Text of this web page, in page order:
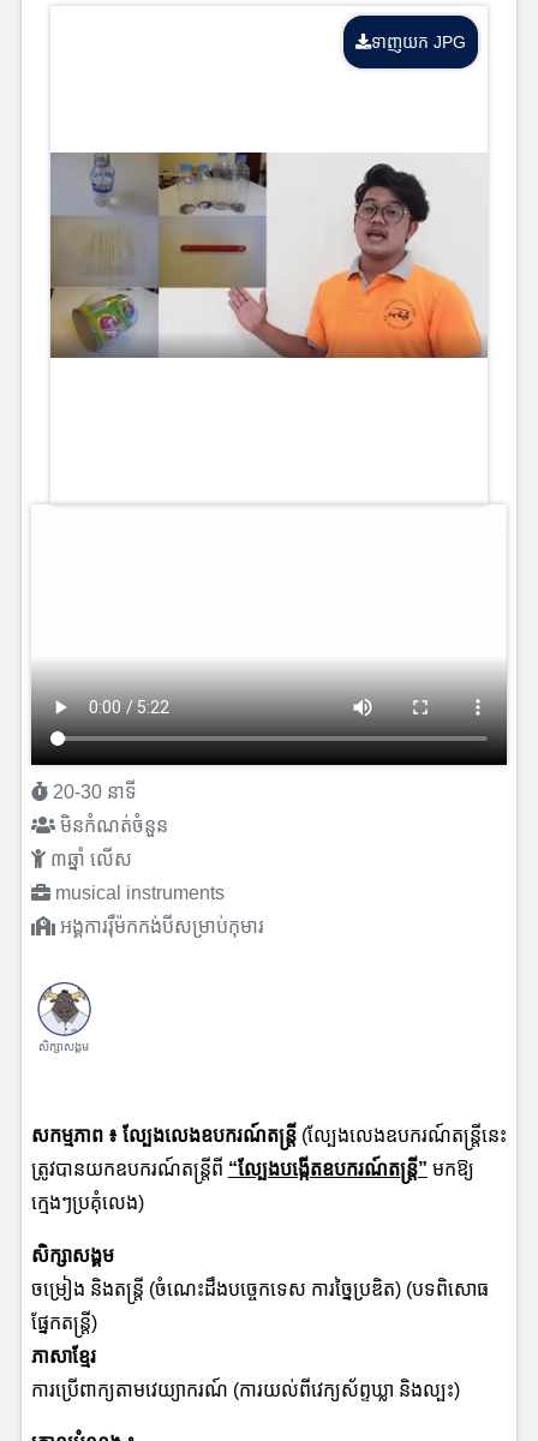
ទាញយក JPG
20-30 នាទី
មិនកំណត់ចំនួន
៣ឆ្នាំ លើស
musical instruments
អង្គការរ៉ឺម៉កកង់បីសម្រាប់កុមារ
សិក្សាសង្គម
សកម្មភាព ៖ ល្បែងលេងឧបករណ៍តន្រ្តី (ល្បែងលេងឧបករណ៍តន្រ្តីនេះ
ត្រូវបានយកឧបករណ៍តន្រ្តីពី “ល្បែងបង្កើតឧបករណ៍តន្រ្តី” មកឱ្យ
ក្មេងៗប្រគុំលេង)
សិក្សាសង្គម
ចម្រៀង និងតន្រ្តី (ចំណេះដឹងបច្ចេកទេស ការច្នៃប្រឌិត) (បទពិសោធ
ផ្នែកតន្រ្តី)
ភាសាខ្មែរ
ការប្រើពាក្យតាមវេយ្យាករណ៍ (ការយល់ពីវេក្យស័ព្ទឃ្លា និងល្បះ)